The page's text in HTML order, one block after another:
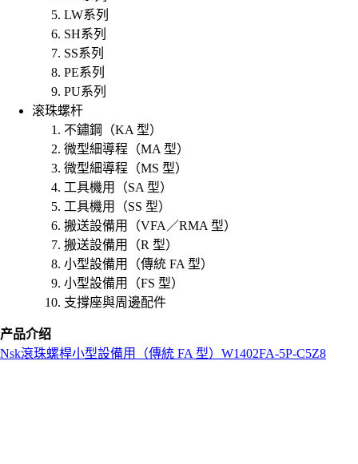
LW系列
SH系列
SS系列
PE系列
PU系列
滚珠螺杆
不鏽鋼（KA 型）
微型細導程（MA 型）
微型細導程（MS 型）
工具機用（SA 型）
工具機用（SS 型）
搬送設備用（VFA／RMA 型）
搬送設備用（R 型）
小型設備用（傳統 FA 型）
小型設備用（FS 型）
支撐座與周邊配件
产品介绍
Nsk滾珠螺桿小型設備用（傳統 FA 型） W1402FA-5P-C5Z8